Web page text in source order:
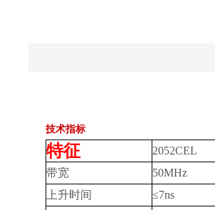
技术指标
特征
2052CEL
带宽
50MHz
上升时间
≤7ns